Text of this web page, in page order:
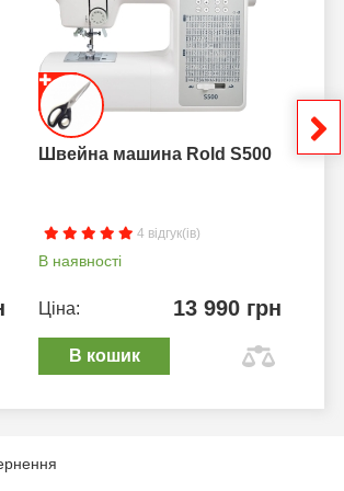
Швейна машина Rold S500
4 відгук(ів)
В наявності
Ціна: 13 990 грн
В кошик